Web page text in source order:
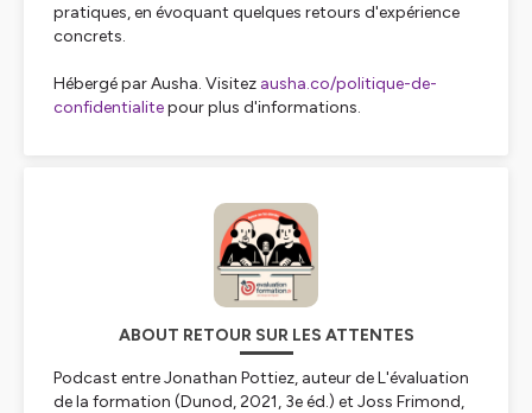
pratiques, en évoquant quelques retours d'expérience
concrets.
Hébergé par Ausha. Visitez ausha.co/politique-de-
confidentialitepour plus d'informations.
ABOUT RETOUR SUR LES ATTENTES
Podcast entre Jonathan Pottiez, auteur deL'évaluation
de la formation (Dunod, 2021, 3e éd.) et Joss Frimond,